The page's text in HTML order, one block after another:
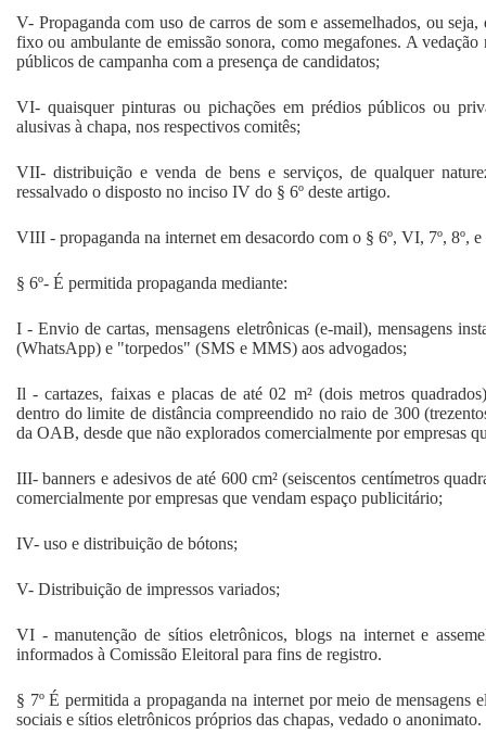
V- Propaganda com uso de carros de som e assemelhados, ou
fixo ou ambulante de emissão sonora, como megafones. A vedação
públicos de campanha com a presença de candidatos;
VI- quaisquer pinturas ou pichações em prédios públicos ou
alusivas à chapa, nos respectivos comitês;
VII- distribuição e venda de bens e serviços, de qualquer
ressalvado o disposto no inciso IV do § 6º deste artigo.
VIII - propaganda na internet em desacordo com o § 6º, VI, 7º, 8º, e
§ 6º- É permitida propaganda mediante:
I - Envio de cartas, mensagens eletrônicas (e-mail), mensagens
(WhatsApp) e "torpedos" (SMS e MMS) aos advogados;
Il - cartazes, faixas e placas de até 02 m² (dois metros
dentro do limite de distância compreendido no raio de 300
da OAB, desde que não explorados comercialmente por empresas
III- banners e adesivos de até 600 cm² (seiscentos centímetros
comercialmente por empresas que vendam espaço publicitário;
IV- uso e distribuição de bótons;
V- Distribuição de impressos variados;
VI - manutenção de sítios eletrônicos, blogs na internet e
informados à Comissão Eleitoral para fins de registro.
§ 7º É permitida a propaganda na internet por meio de mensagens
sociais e sítios eletrônicos próprios das chapas, vedado o anonimato.